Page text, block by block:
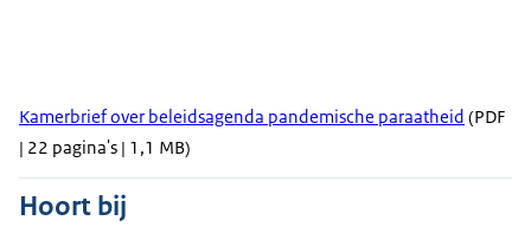
Kamerbrief over beleidsagenda pandemische paraatheid (PDF
| 22 pagina's | 1,1 MB)
Hoort bij